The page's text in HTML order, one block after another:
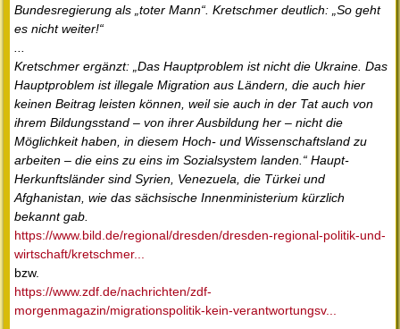
Bundesregierung als „toter Mann“. Kretschmer deutlich: „So geht
es nicht weiter!“
...
Kretschmer ergänzt: „Das Hauptproblem ist nicht die Ukraine. Das
Hauptproblem ist illegale Migration aus Ländern, die auch hier
keinen Beitrag leisten können, weil sie auch in der Tat auch von
ihrem Bildungsstand – von ihrer Ausbildung her – nicht die
Möglichkeit haben, in diesem Hoch- und Wissenschaftsland zu
arbeiten – die eins zu eins im Sozialsystem landen.“ Haupt-
Herkunftsländer sind Syrien, Venezuela, die Türkei und
Afghanistan, wie das sächsische Innenministerium kürzlich
bekannt gab.
https://www.bild.de/regional/dresden/dresden-regional-politik-und-
wirtschaft/kretschmer...
bzw.
https://www.zdf.de/nachrichten/zdf-
morgenmagazin/migrationspolitik-kein-verantwortungsv...